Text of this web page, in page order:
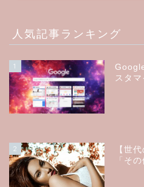
人気記事ランキング
1
スタ
2
【世
「そ